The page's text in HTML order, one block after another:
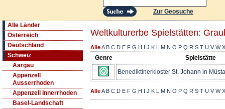
Zur Geosuche
Alle Länder
Österreich
Deutschland
Schweiz
Aargau
Appenzell
Ausserrhoden
Appenzell Innerrhoden
Basel-Landschaft
Weltkulturerbe Spielstätten:
AlleA B C D E F G H I J K L M N O P Q R S T U V W X
Genre
Spielstätte
Benediktinerkloster St. Johann in
AlleA B C D E F G H I J K L M N O P Q R S T U V W X